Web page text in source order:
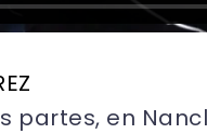
partes, en